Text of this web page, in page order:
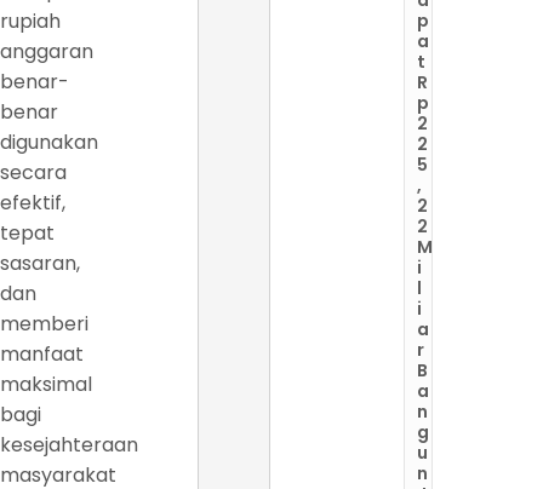
rupiah
anggaran
benar-
benar
digunakan
secara
efektif,
tepat
sasaran,
dan
memberi
manfaat
maksimal
bagi
kesejahteraan
masyarakat
p
a
t
R
p
2
2
5
,
2
2
M
i
l
i
a
r
B
a
n
g
u
n